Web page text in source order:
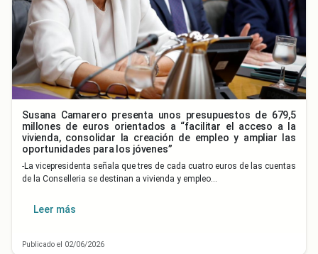
Susana Camarero presenta unos presupuestos de 679,5
millones de euros orientados a “facilitar el acceso a la
vivienda, consolidar la creación de empleo y ampliar las
oportunidades para los jóvenes”
-La vicepresidenta señala que tres de cada cuatro euros de las cuentas
de la Conselleria se destinan a vivienda y empleo…
Leer más
Publicado el 02/06/2026